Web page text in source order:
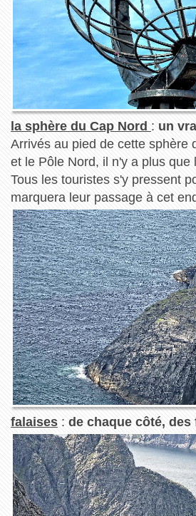
la sphère du Cap Nord : un
Arrivés au pied de cette sphère
et le Pôle Nord, il n'y a plus que
Tous les touristes s'y pressent
marquera leur passage à cet
falaises: de chaque côté,